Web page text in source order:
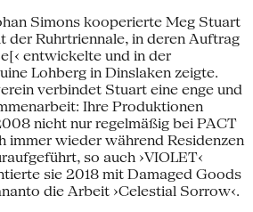
Simons kooperierte Meg Stuart
der Ruhrtriennale, in deren Auftrag
entwickelte und in der
Lohberg in Dinslaken zeigte.
verbindet Stuart eine enge und
Ihre Produktionen
nicht nur regelmäßig bei PACT
immer wieder während Residenzen
so auch ›VIOLET‹
sie 2018 mit Damaged Goods
die Arbeit ›Celestial Sorrow‹.